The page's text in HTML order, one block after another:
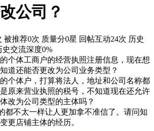
公司？
被推荐0次 质量分0星 回帖互动24次 历史
史交流深度0%
个体工商户的经营执照注册信息，现在想
道还能否更改为公司业务类型？
个体户，打算将法人，地址和公司名称都
原来营业执照的税号，不知道现在还允许
改为公司类型的主体吗？
都不太一样让人更加拿不准信了。请问知
更店铺主体的经历。